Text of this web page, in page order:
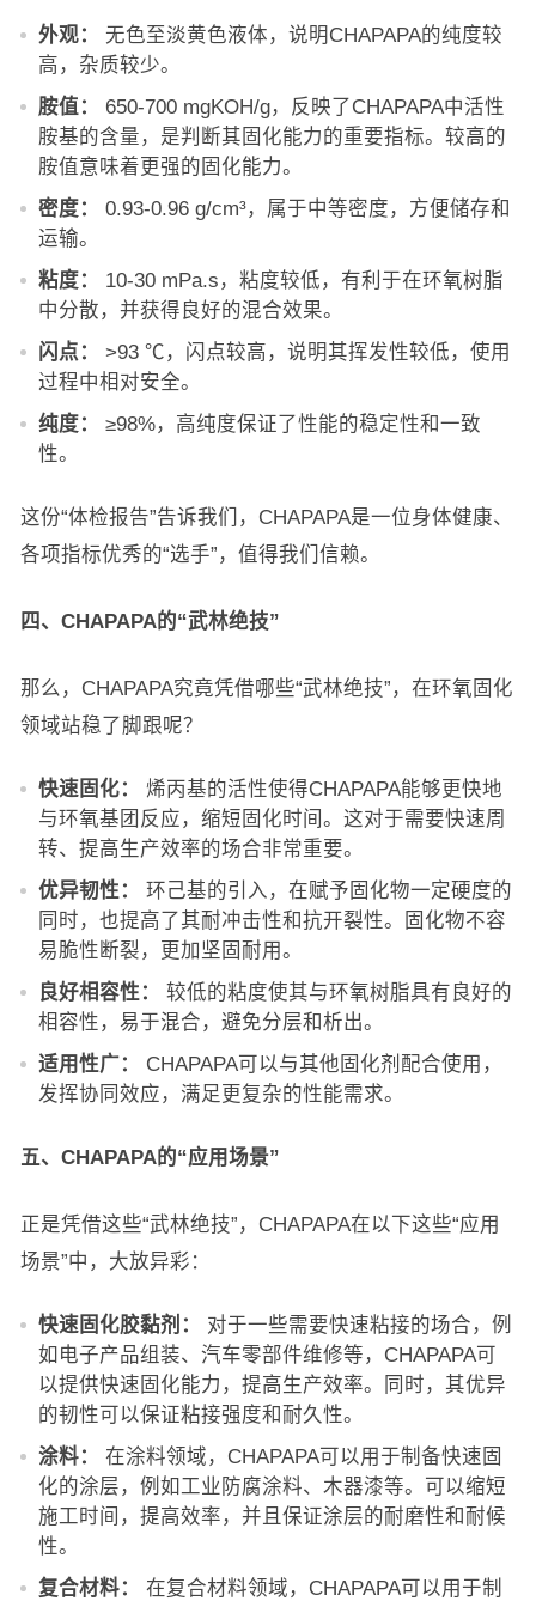
外观：
无色至淡黄色液体，说明CHAPAPA的纯度较
高，杂质较少。
胺值：
650-700 mgKOH/g，反映了CHAPAPA中活性
胺基的含量，是判断其固化能力的重要指标。较高的
胺值意味着更强的固化能力。
密度：
0.93-0.96 g/cm³，属于中等密度，方便储存和
运输。
粘度：
10-30 mPa.s，粘度较低，有利于在环氧树脂
中分散，并获得良好的混合效果。
闪点：
>93 ℃，闪点较高，说明其挥发性较低，使用
过程中相对安全。
纯度：
≥98%，高纯度保证了性能的稳定性和一致
性。
这份“体检报告”告诉我们，CHAPAPA是一位身体健康、
各项指标优秀的“选手”，值得我们信赖。
四、CHAPAPA的“武林绝技”
那么，CHAPAPA究竟凭借哪些“武林绝技”，在环氧固化
领域站稳了脚跟呢？
快速固化：
烯丙基的活性使得CHAPAPA能够更快地
与环氧基团反应，缩短固化时间。这对于需要快速周
转、提高生产效率的场合非常重要。
优异韧性：
环己基的引入，在赋予固化物一定硬度的
同时，也提高了其耐冲击性和抗开裂性。固化物不容
易脆性断裂，更加坚固耐用。
良好相容性：
较低的粘度使其与环氧树脂具有良好的
相容性，易于混合，避免分层和析出。
适用性广：
CHAPAPA可以与其他固化剂配合使用，
发挥协同效应，满足更复杂的性能需求。
五、CHAPAPA的“应用场景”
正是凭借这些“武林绝技”，CHAPAPA在以下这些“应用
场景”中，大放异彩：
快速固化胶黏剂：
对于一些需要快速粘接的场合，例
如电子产品组装、汽车零部件维修等，CHAPAPA可
以提供快速固化能力，提高生产效率。同时，其优异
的韧性可以保证粘接强度和耐久性。
涂料：
在涂料领域，CHAPAPA可以用于制备快速固
化的涂层，例如工业防腐涂料、木器漆等。可以缩短
施工时间，提高效率，并且保证涂层的耐磨性和耐候
性。
复合材料：
在复合材料领域，CHAPAPA可以用于制